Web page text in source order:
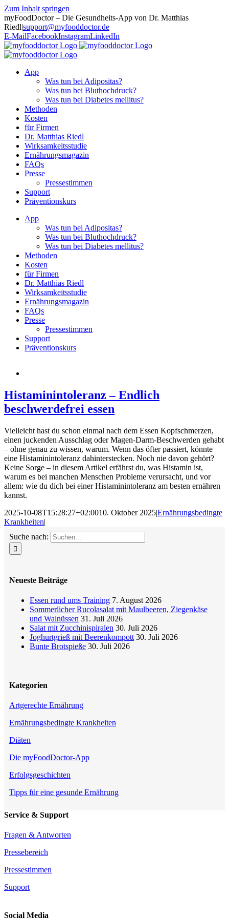
Zum Inhalt springen
myFoodDoctor – Die Gesundheits-App von Dr. Matthias
Riedl|support@myfooddoctor.de
E-MailFacebookInstagramLinkedIn
App
Was tun bei Adipositas?
Was tun bei Bluthochdruck?
Was tun bei Diabetes mellitus?
Methoden
Kosten
für Firmen
Dr. Matthias Riedl
Wirksamkeitsstudie
Ernährungsmagazin
FAQs
Presse
Pressestimmen
Support
Präventionskurs
App
Was tun bei Adipositas?
Was tun bei Bluthochdruck?
Was tun bei Diabetes mellitus?
Methoden
Kosten
für Firmen
Dr. Matthias Riedl
Wirksamkeitsstudie
Ernährungsmagazin
FAQs
Presse
Pressestimmen
Support
Präventionskurs
Histaminintoleranz – Endlich
beschwerdefrei essen
Vielleicht hast du schon einmal nach dem Essen Kopfschmerzen,
einen juckenden Ausschlag oder Magen-Darm-Beschwerden gehabt
– ohne genau zu wissen, warum. Wenn das öfter passiert, könnte
eine Histaminintoleranz dahinterstecken. Noch nie davon gehört?
Keine Sorge – in diesem Artikel erfährst du, was Histamin ist,
warum es bei manchen Menschen Probleme verursacht, und vor
allem: wie du dich bei einer Histaminintoleranz am besten ernähren
kannst.
2025-10-08T15:28:27+02:0010. Oktober 2025|Ernährungsbedingte
Krankheiten|
Suche nach:
Neueste Beiträge
Essen rund ums Training 7. August 2026
Sommerlicher Rucolasalat mit Maulbeeren, Ziegenkäse
und Walnüssen 31. Juli 2026
Salat mit Zucchinispiralen 30. Juli 2026
Joghurtgrieß mit Beerenkompott 30. Juli 2026
Bunte Brotspieße 30. Juli 2026
Kategorien
Artgerechte Ernährung
Ernährungsbedingte Krankheiten
Diäten
Die myFoodDoctor-App
Erfolgsgeschichten
Tipps für eine gesunde Ernährung
Service & Support
Fragen & Antworten
Pressebereich
Pressestimmen
Support
Social Media